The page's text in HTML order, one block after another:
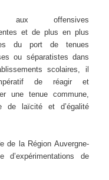
aux offensives
et de plus en plus
du port de tenues
ou séparatistes dans
scolaires, il
de réagir et
une tenue commune,
de laïcité et d’égalité
de la Région Auvergne-
de